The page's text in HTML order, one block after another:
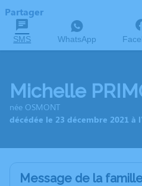
Partager
SMS WhatsApp
Michelle
née OSMONT
décédée le 23 décembre 2021 à
Message de la